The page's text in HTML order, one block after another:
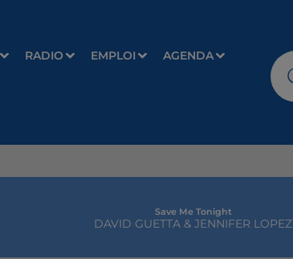
RADIO EMPLOI AGENDA
Save Me Tonight
DAVID GUETTA & JENNIFER LOPEZ